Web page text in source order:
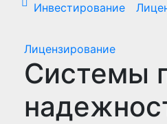
Инвестирование
Лицензирование
Системы